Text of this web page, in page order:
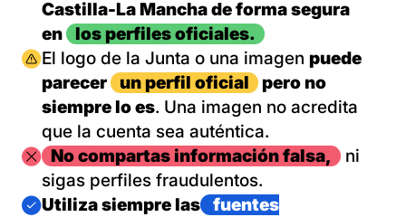
Castilla-La Mancha de forma segura
en
los perfiles oficiales.
Imagen
El logo de la Junta o una imagen puede
parecer
un perfil oficial
pero no
siempre lo es. Una imagen no acredita
que la cuenta sea auténtica.
ImagenNo compartas información falsa,
ni
sigas perfiles fraudulentos.
Imagen
Utiliza siempre las
fuentes